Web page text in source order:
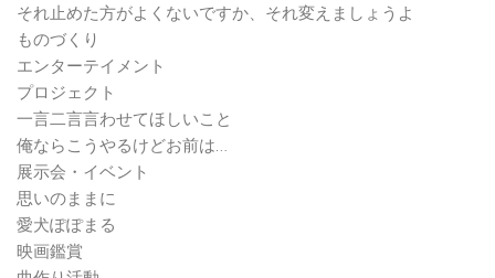
それ止めた方がよくないですか、それ変えましょうよ
ものづくり
エンターテイメント
プロジェクト
一言二言言わせてほしいこと
俺ならこうやるけどお前は…
展示会・イベント
思いのままに
愛犬ぽぽまる
映画鑑賞